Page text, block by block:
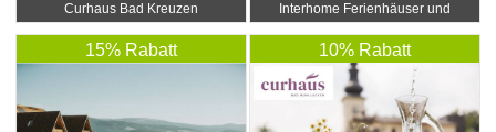
Curhaus Bad Kreuzen
Interhome Ferienhäuser und
15% Rabatt 10% Rabatt